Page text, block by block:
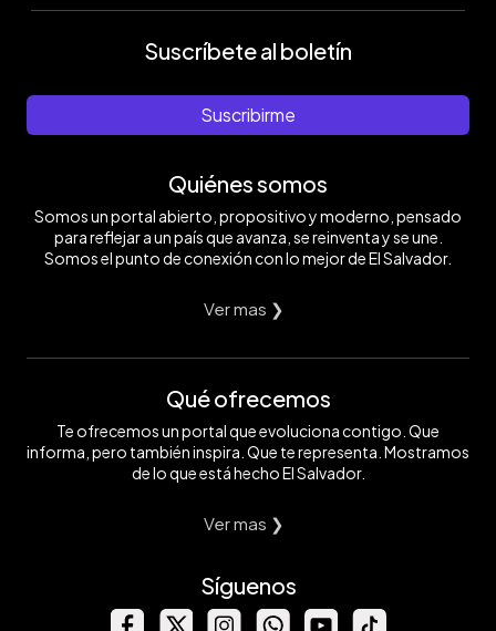
Suscríbete al boletín
Suscribirme
Quiénes somos
Somos un portal abierto, propositivo y moderno, pensado
para reflejar a un país que avanza, se reinventa y se une.
Somos el punto de conexión con lo mejor de El Salvador.
Ver mas ❯
Qué ofrecemos
Te ofrecemos un portal que evoluciona contigo. Que
informa, pero también inspira. Que te representa. Mostramos
de lo que está hecho El Salvador.
Ver mas ❯
Síguenos